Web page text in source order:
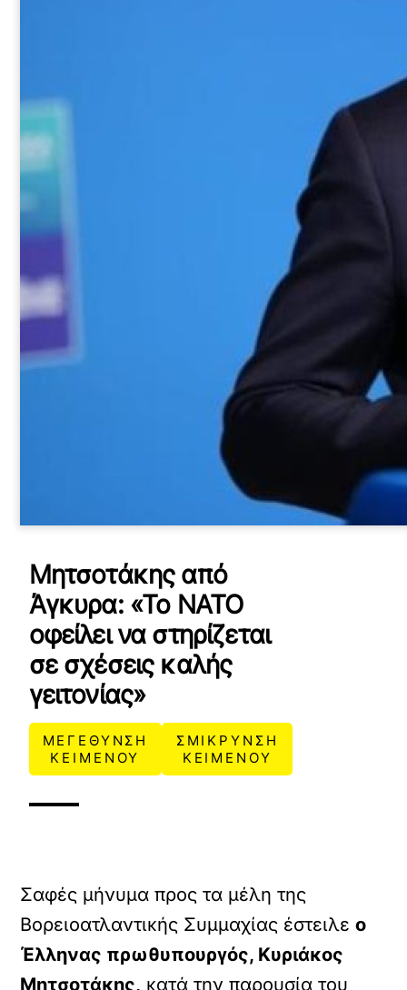
Μητσοτάκης από
Άγκυρα: «Το ΝΑΤΟ
οφείλει να στηρίζεται
σε σχέσεις καλής
γειτονίας»
ΜΕΓΕΘΥΝΣΗ
ΚΕΙΜΕΝΟΥ
ΣΜΙΚΡΥΝΣΗ
ΚΕΙΜΕΝΟΥ
Σαφές μήνυμα προς τα μέλη της
Βορειοατλαντικής Συμμαχίας έστειλεο
Έλληνας πρωθυπουργός, Κυριάκος
Μητσοτάκης, κατά την παρουσία του